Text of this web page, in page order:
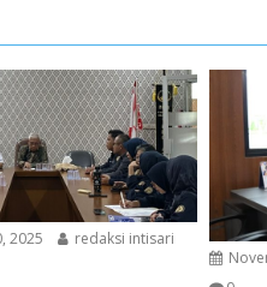
2025 redaksi intisari